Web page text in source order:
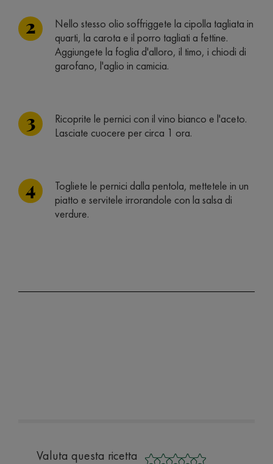
Nello stesso olio soffriggete la cipolla tagliata in
quarti, la carota e il porro tagliati a fettine.
Aggiungete la foglia d'alloro, il timo, i chiodi di
garofano, l'aglio in camicia.
Ricoprite le pernici con il vino bianco e l'aceto.
Lasciate cuocere per circa 1 ora.
Togliete le pernici dalla pentola, mettetele in un
piatto e servitele irrorandole con la salsa di
verdure.
Valuta questa ricetta